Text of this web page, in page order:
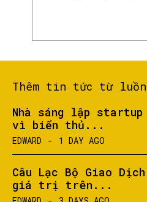
Thêm tin tức từ
Nhà sáng lập
vì biển thủ...
EDWARD - 1 DAY AGO
Câu Lạc Bộ Giao
giá trị trên...